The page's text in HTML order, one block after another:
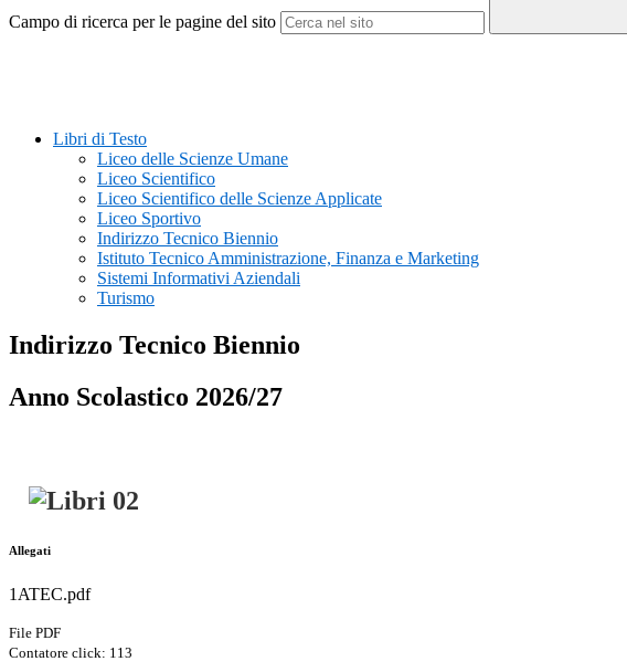
Campo di ricerca per le pagine del sito
Libri di Testo
Liceo delle Scienze Umane
Liceo Scientifico
Liceo Scientifico delle Scienze Applicate
Liceo Sportivo
Indirizzo Tecnico Biennio
Istituto Tecnico Amministrazione, Finanza e Marketing
Sistemi Informativi Aziendali
Turismo
Indirizzo Tecnico Biennio
Anno Scolastico 2026/27
Allegati
1ATEC.pdf
File PDF
Contatore click: 113